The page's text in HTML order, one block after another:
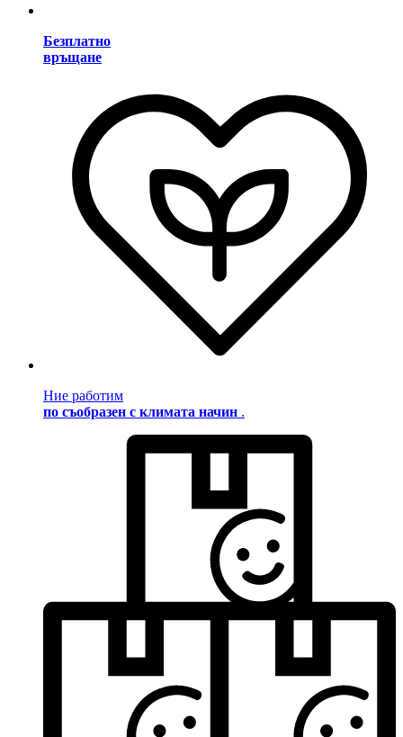
Безплатно
връщане
Ние работим
по съобразен с климата начин .